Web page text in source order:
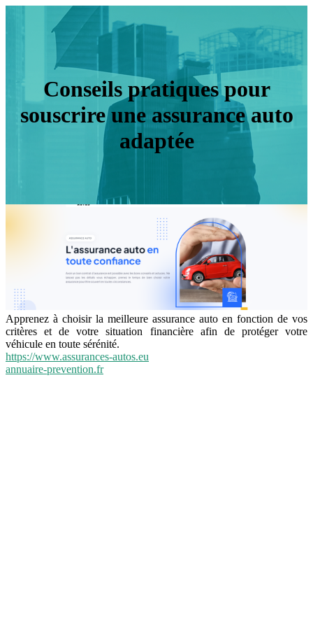
Conseils pratiques pour
souscrire une assurance auto
adaptée
Apprenez à choisir la meilleure assurance auto en fonction de vos
critères et de votre situation financière afin de protéger votre
véhicule en toute sérénité.
https://www.assurances-autos.eu
annuaire-prevention.fr